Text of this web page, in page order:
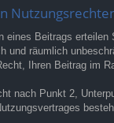
eines Beitrags erteilen
und räumlich
Ihren Beitrag im
nach Punkt 2,